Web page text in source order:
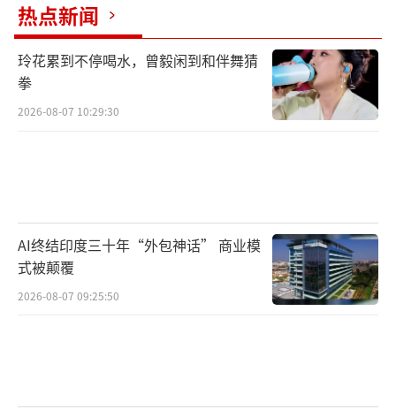
热点新闻
玲花累到不停喝水，曾毅闲到和伴舞猜
拳
2026-08-07 10:29:30
AI终结印度三十年“外包神话” 商业模
式被颠覆
2026-08-07 09:25:50